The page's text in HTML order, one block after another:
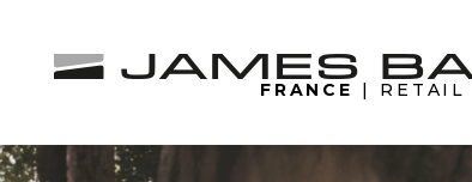
FRANCE | RETAIL